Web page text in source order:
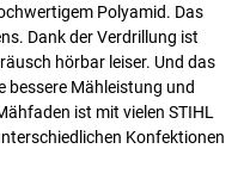
Polyamid. Das
Dank der Verdrillung ist
hörbar leiser. Und das
bessere Mähleistung und
ist mit vielen STIHL
Konfektionen